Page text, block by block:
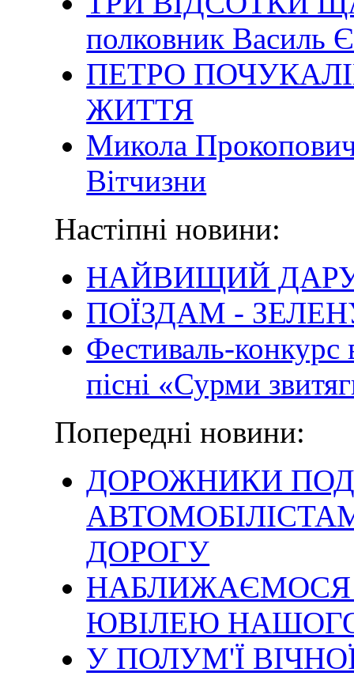
полковник Василь
ПЕТРО
ЖИТТЯ
Микола
Вітчизни
Настіпні новини:
НАЙВИЩИЙ
ПОЇЗДАМ -
Фестиваль-конкурс
пісні «Сурми
Попередні новини:
ДОРОЖНИКИ
ДОРОГУ
НАБЛИЖАЄМОСЯ
ЮВІЛЕЮ
У ПОЛУМ'Ї